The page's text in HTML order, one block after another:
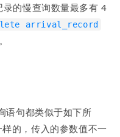
录的慢查询数量最多有 4
arrival_record
语句都类似于如下所
的，传入的参数值不一